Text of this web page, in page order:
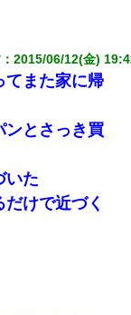
る？」ワイ「行
ヘラと部屋に入っ
：2015/06/12(金)
てまた家に帰
ンとさっき買
いた
けで近づく